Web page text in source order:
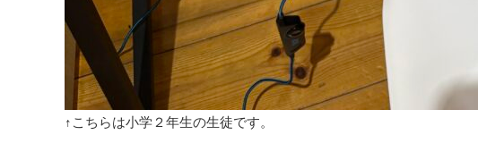
↑こちらは小学２年生の生徒です。